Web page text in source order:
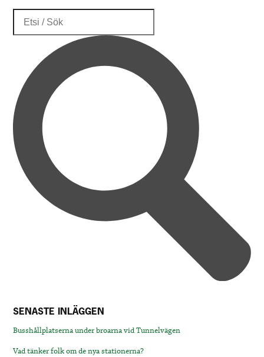
SENASTE INLÄGGEN
Busshållplatserna under broarna vid Tunnelvägen
Vad tänker folk om de nya stationerna?